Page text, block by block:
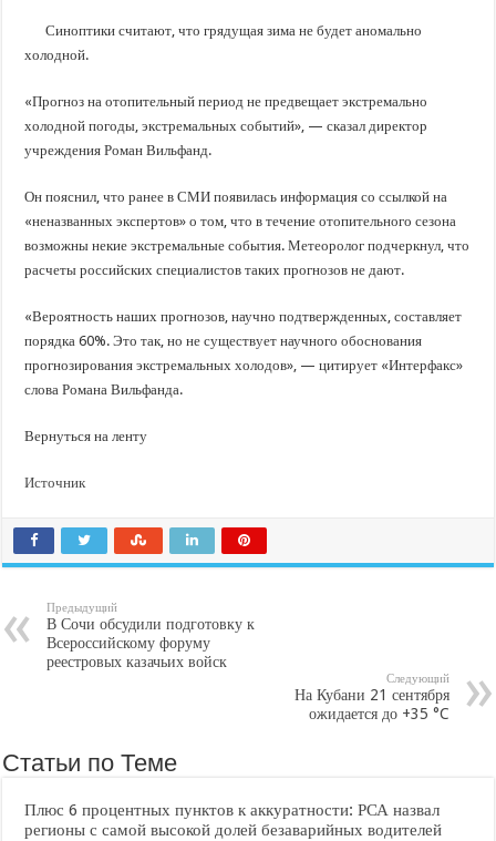
Важные правила обращения в вашу страховую компанию
Стартовал прием заявок на 20-й юбилейный молодежный форум «Регион 93»
Синоптики считают, что грядущая зима не будет аномально
холодной.
«Прогноз на отопительный период не предвещает экстремально
холодной погоды, экстремальных событий», — сказал директор
учреждения Роман Вильфанд.
Он пояснил, что ранее в СМИ появилась информация со ссылкой на
«неназванных экспертов» о том, что в течение отопительного сезона
возможны некие экстремальные события. Метеоролог подчеркнул, что
расчеты российских специалистов таких прогнозов не дают.
«Вероятность наших прогнозов, научно подтвержденных, составляет
порядка 60%. Это так, но не существует научного обоснования
прогнозирования экстремальных холодов», — цитирует «Интерфакс»
слова Романа Вильфанда.
Вернуться на ленту
Источник
Предыдущий
В Сочи обсудили подготовку к
Всероссийскому форуму
реестровых казачьих войск
Следующий
На Кубани 21 сентября
ожидается до +35 °C
Статьи по Теме
Плюс 6 процентных пунктов к аккуратности: РСА назвал
регионы с самой высокой долей безаварийных водителей